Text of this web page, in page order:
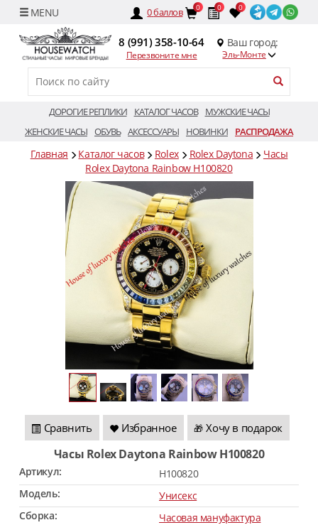
0баллов 0 0 0
8 (991) 358-10-64
Перезвоните мне
Ваш город:
Эль-Монте
ДОРОГИЕ РЕПЛИКИ КАТАЛОГ ЧАСОВ
МУЖСКИЕ ЧАСЫ
ЖЕНСКИЕ ЧАСЫ ОБУВЬ АКСЕССУАРЫ НОВИНКИ РАСПРОДАЖА
Главная Каталог часов Rolex Rolex Daytona
Часы
Rolex Daytona Rainbow H100820
Сравнить Избранное 🎁 Хочу в подарок
Часы Rolex Daytona Rainbow H100820
Артикул:
H100820
Модель:
Унисекс
Сборка:
Часовая мануфактура